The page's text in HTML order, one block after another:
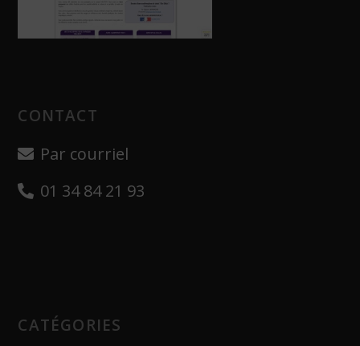
CONTACT
Par courriel
01 34 84 21 93
CATÉGORIES